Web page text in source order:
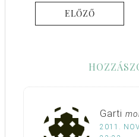
ELŐZŐ
Garti
2011.